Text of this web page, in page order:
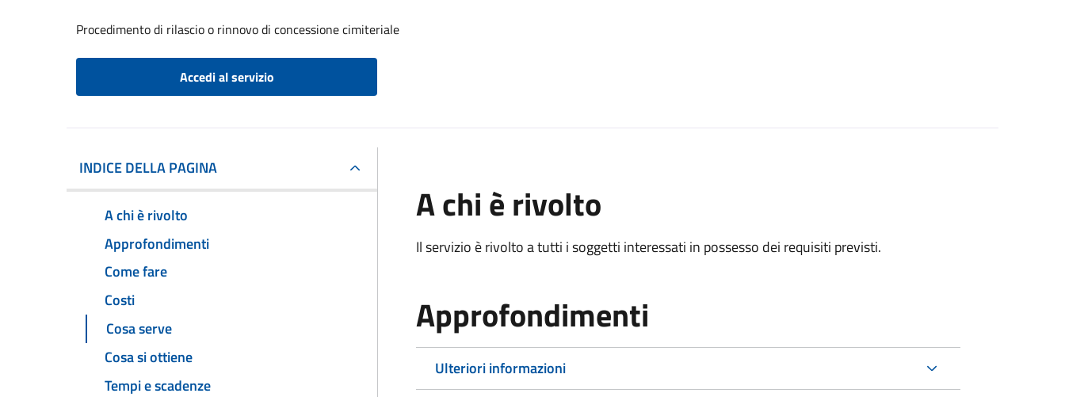
Procedimento di rilascio o rinnovo di concessione cimiteriale
Accedi al servizio
INDICE DELLA PAGINA
A chi è rivolto
Approfondimenti
Come fare
Costi
Cosa serve
Cosa si ottiene
Tempi e scadenze
A chi è rivolto
Il servizio è rivolto a tutti i soggetti interessati in possesso dei requisiti previsti.
Approfondimenti
Ulteriori informazioni